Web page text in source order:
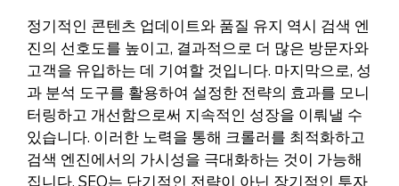
정기적인 콘텐츠 업데이트와 품질 유지 역시 검색 엔
진의 선호도를 높이고, 결과적으로 더 많은 방문자와
고객을 유입하는 데 기여할 것입니다. 마지막으로, 성
과 분석 도구를 활용하여 설정한 전략의 효과를 모니
터링하고 개선함으로써 지속적인 성장을 이뤄낼 수
있습니다. 이러한 노력을 통해 크롤러를 최적화하고
검색 엔진에서의 가시성을 극대화하는 것이 가능해
집니다. SEO는 단기적인 전략이 아닌 장기적인 투자